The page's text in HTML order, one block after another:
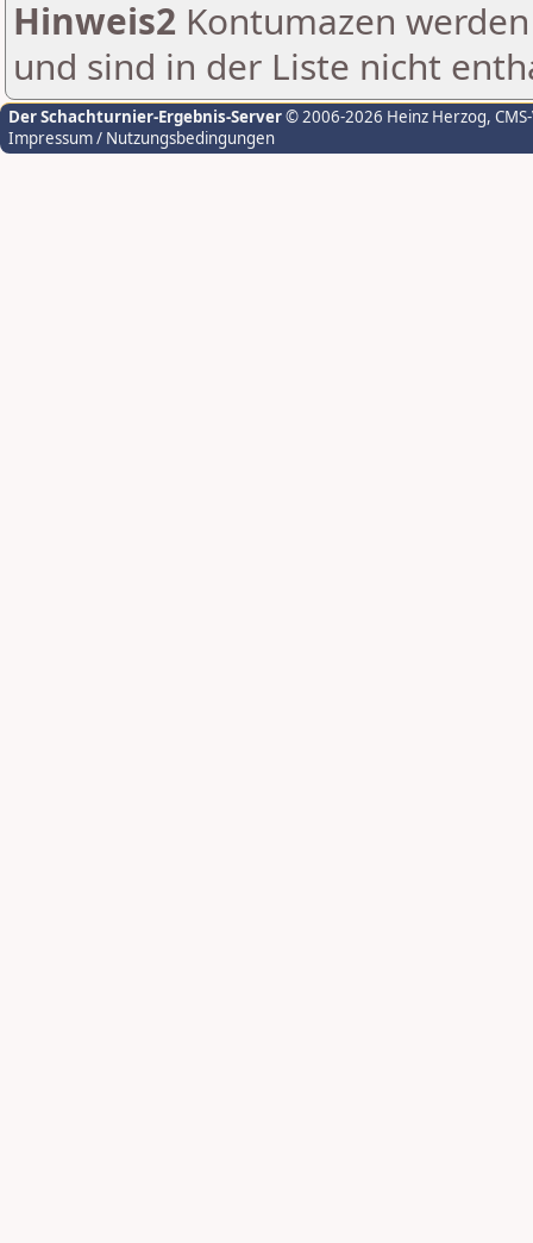
Hinweis2 Kontumazen
und sind in der Liste nicht
Der Schachturnier-Ergebnis-Server© 2006-2026 Heinz Herzog,
Impressum / Nutzungsbedingungen